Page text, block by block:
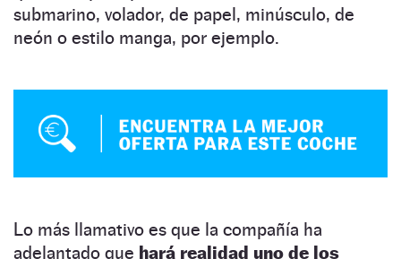
submarino, volador, de papel, minúsculo, de
neón o estilo manga, por ejemplo.
Lo más llamativo es que la compañía ha
adelantado que hará realidad uno de los